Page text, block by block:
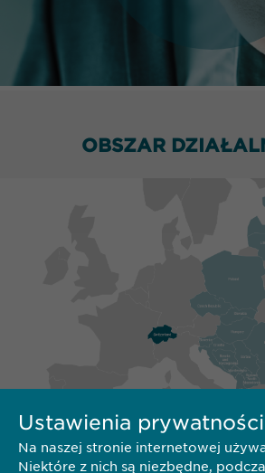
OBSZAR
Ustawienia prywatności
Na naszej stronie internetowej
Niektóre z nich są niezbędne,